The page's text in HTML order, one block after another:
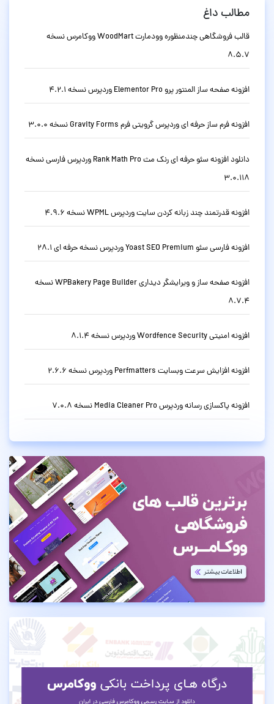
مطالب داغ
قالب فروشگاهی چندمنظوره وودمارت WoodMart ووکامرس نسخه
8.5.7
افزونه صفحه ساز المنتور پرو Elementor Pro وردپرس نسخه 4.2.1
افزونه فرم ساز حرفه ای وردپرس گرویتی فرم Gravity Forms نسخه 3.0.0
دانلود افزونه سئو حرفه ای رنک مث Rank Math Pro وردپرس فارسی نسخه
3.0.118
افزونه قدرتمند چند زبانه کردن سایت وردپرس WPML نسخه 4.9.6
افزونه فارسی سئو Yoast SEO Premium وردپرس نسخه حرفه ای 28.1
افزونه صفحه ساز و ویرایشگر دیداری WPBakery Page Builder نسخه
8.7.4
افزونه امنیتی Wordfence Security وردپرس نسخه 8.1.4
افزونه افزایش سرعت وبسایت Perfmatters وردپرس نسخه 2.6.6
افزونه پاکسازی رسانه وردپرس Media Cleaner Pro نسخه 7.0.8